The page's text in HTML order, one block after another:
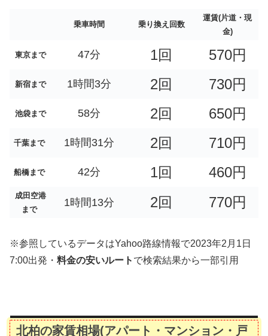
乗車時間 乗り換え回数
運賃(片道・現
金)
東京まで 47分 1回 570円
新宿まで 1時間3分 2回 730円
池袋まで 58分 2回 650円
千葉まで 1時間31分 2回 710円
船橋まで 42分 1回 460円
成田空港
まで
1時間13分 2回 770円
※参照しているデータはYahoo路線情報で2023年2月1日
7:00出発・ 料金の安いルート で検索結果から一部引用
北柏の家賃相場(アパート・マンション・戸